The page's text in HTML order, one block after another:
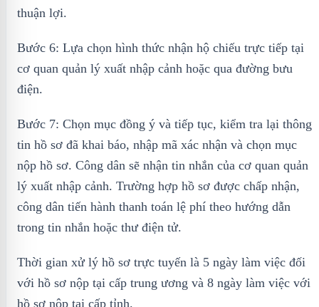
thuận lợi.
Bước 6: Lựa chọn hình thức nhận hộ chiếu trực tiếp tại
cơ quan quản lý xuất nhập cảnh hoặc qua đường bưu
điện.
Bước 7: Chọn mục đồng ý và tiếp tục, kiểm tra lại thông
tin hồ sơ đã khai báo, nhập mã xác nhận và chọn mục
nộp hồ sơ. Công dân sẽ nhận tin nhắn của cơ quan quản
lý xuất nhập cảnh. Trường hợp hồ sơ được chấp nhận,
công dân tiến hành thanh toán lệ phí theo hướng dẫn
trong tin nhắn hoặc thư điện tử.
Thời gian xử lý hồ sơ trực tuyến là 5 ngày làm việc đối
với hồ sơ nộp tại cấp trung ương và 8 ngày làm việc với
hồ sơ nộp tại cấp tỉnh.